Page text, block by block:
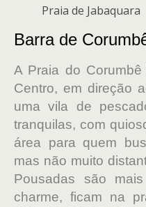
Praia de Jabaquara
Barra de
A Praia do
Centro, em direção
uma vila de
tranquilas, com
área para quem
mas não muito
Pousadas são
charme, ficam na